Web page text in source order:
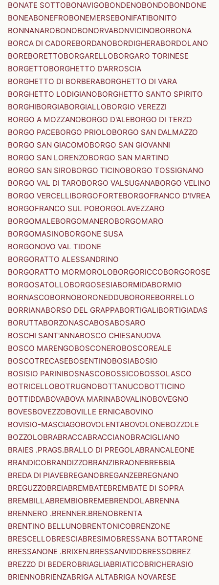
BONATE SOTTOBONAVIGOBONDENOBONDOBONDONE
BONEABONEFROBONEMERSEBONIFATIBONITO
BONNANAROBONOBONORVABONVICINOBORBONA
BORCA DI CADOREBORDANOBORDIGHERABORDOLANO
BOREBORETTOBORGARELLOBORGARO TORINESE
BORGETTOBORGHETTO D'ARROSCIA
BORGHETTO DI BORBERABORGHETTO DI VARA
BORGHETTO LODIGIANOBORGHETTO SANTO SPIRITO
BORGHIBORGIABORGIALLOBORGIO VEREZZI
BORGO A MOZZANOBORGO D'ALEBORGO DI TERZO
BORGO PACEBORGO PRIOLOBORGO SAN DALMAZZO
BORGO SAN GIACOMOBORGO SAN GIOVANNI
BORGO SAN LORENZOBORGO SAN MARTINO
BORGO SAN SIROBORGO TICINOBORGO TOSSIGNANO
BORGO VAL DI TAROBORGO VALSUGANABORGO VELINO
BORGO VERCELLIBORGOFORTEBORGOFRANCO D'IVREA
BORGOFRANCO SUL POBORGOLAVEZZARO
BORGOMALEBORGOMANEROBORGOMARO
BORGOMASINOBORGONE SUSA
BORGONOVO VAL TIDONE
BORGORATTO ALESSANDRINO
BORGORATTO MORMOROLOBORGORICCOBORGOROSE
BORGOSATOLLOBORGOSESIABORMIDABORMIO
BORNASCOBORNOBORONEDDUBOROREBORRELLO
BORRIANABORSO DEL GRAPPABORTIGALIBORTIGIADAS
BORUTTABORZONASCABOSABOSARO
BOSCHI SANT'ANNABOSCO CHIESANUOVA
BOSCO MARENGOBOSCONEROBOSCOREALE
BOSCOTRECASEBOSENTINOBOSIABOSIO
BOSISIO PARINIBOSNASCOBOSSICOBOSSOLASCO
BOTRICELLOBOTRUGNOBOTTANUCOBOTTICINO
BOTTIDDABOVABOVA MARINABOVALINOBOVEGNO
BOVESBOVEZZOBOVILLE ERNICABOVINO
BOVISIO-MASCIAGOBOVOLENTABOVOLONEBOZZOLE
BOZZOLOBRABRACCABRACCIANOBRACIGLIANO
BRAIES .PRAGS.BRALLO DI PREGOLABRANCALEONE
BRANDICOBRANDIZZOBRANZIBRAONEBREBBIA
BREDA DI PIAVEBREGANOBREGANZEBREGNANO
BREGUZZOBREIABREMBATEBREMBATE DI SOPRA
BREMBILLABREMBIOBREMEBRENDOLABRENNA
BRENNERO .BRENNER.BRENOBRENTA
BRENTINO BELLUNOBRENTONICOBRENZONE
BRESCELLOBRESCIABRESIMOBRESSANA BOTTARONE
BRESSANONE .BRIXEN.BRESSANVIDOBRESSOBREZ
BREZZO DI BEDEROBRIAGLIABRIATICOBRICHERASIO
BRIENNOBRIENZABRIGA ALTABRIGA NOVARESE